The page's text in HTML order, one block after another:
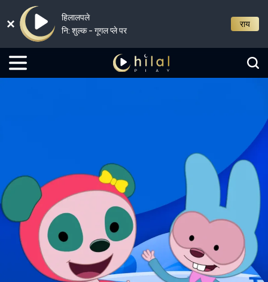
हिलालपले
नि: शुल्क - गूगल प्ले पर
राय